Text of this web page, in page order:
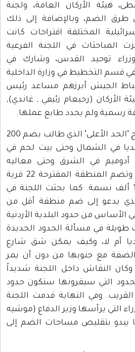
هيئة الأركان العامة، ولجنة
طرق الضم، وبالإضافة إلى ذلك
المختلفة اقتراحات كانت
المباحثات في اللجنة الفرعية
توحيد القدس، وشارك في
قسم التخطيط في وزارة الداخلية
الجيش أبرزهم مساعد رئيس
الأركان (رحبعام زئيفي ـ غاندي),
رسمية ولم يحدد طابع عملها.
وبحثت اللجنة في اقتراح "الحد الأعلى" الذي طالب بضم 200
في الشمال وحتى بيت لحم في
أدوميم في الشرق وحتى معاليه
هحميشاه في الغرب، وتضم المنطقة المقترحة 22 قرية
يبلغ عدد سكانها 100 ألف نسمة. كما بحثت اللجنة في
الذي يدعو إلى ضم منطقة أقل من
في الأساس من حدود البلدية الأردنية
طويلة في مسألة الحدود الجديدة
أم لا، وكيف يمكن شق شارع
مع جنوبها من دون أن يمر
النقاش داخل اللجنة شديداً
التي سيقرونها ستكون حدود
وفي النهاية قدمت اللجنة
التي يرأسها وزير الدفاع (موشيه
يبدو بتقليص مساحات الضم إلى